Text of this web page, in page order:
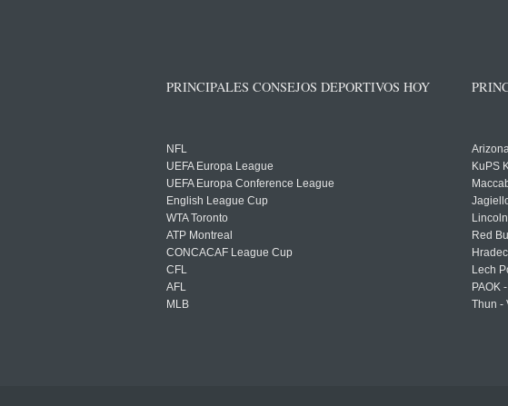
PRINCIPALES CONSEJOS DEPORTIVOS HOY
NFL
UEFA Europa League
UEFA Europa Conference League
English League Cup
WTA Toronto
ATP Montreal
CONCACAF League Cup
CFL
AFL
MLB
KuPS
Red
Lech
PAOK
Thun -